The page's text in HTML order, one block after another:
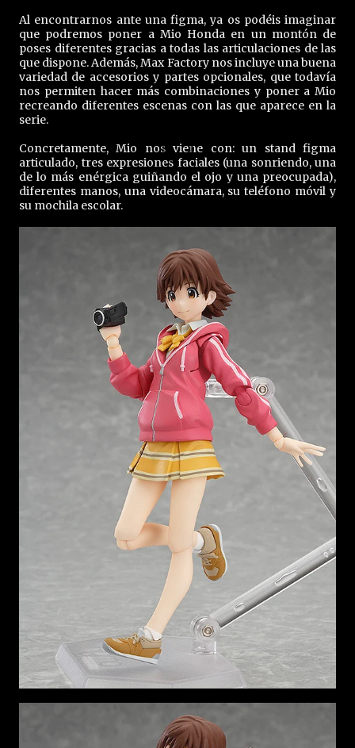
Al encontrarnos ante una figma, ya os podéis imaginar
que podremos poner a Mio Honda en un montón de
poses diferentes gracias a todas las articulaciones de las
que dispone. Además, Max Factory nos incluye una buena
variedad de accesorios y partes opcionales, que todavía
nos permiten hacer más combinaciones y poner a Mio
recreando diferentes escenas con las que aparece en la
serie.
Concretamente, Mio nos viene con: un stand figma
articulado, tres expresiones faciales (una sonriendo, una
de lo más enérgica guiñando el ojo y una preocupada),
diferentes manos, una videocámara, su teléfono móvil y
su mochila escolar.